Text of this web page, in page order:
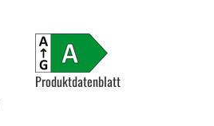
Produktdatenblatt